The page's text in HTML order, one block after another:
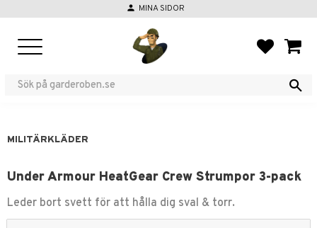
person MINA SIDOR
MILITÄRKLÄDER
Under Armour HeatGear Crew Strumpor 3-pack
Leder bort svett för att hålla dig sval & torr.